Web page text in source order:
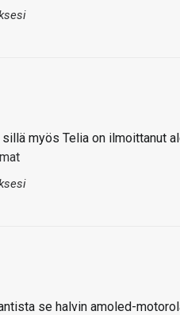
myös Telia on ilmoittanut
se halvin amoled-